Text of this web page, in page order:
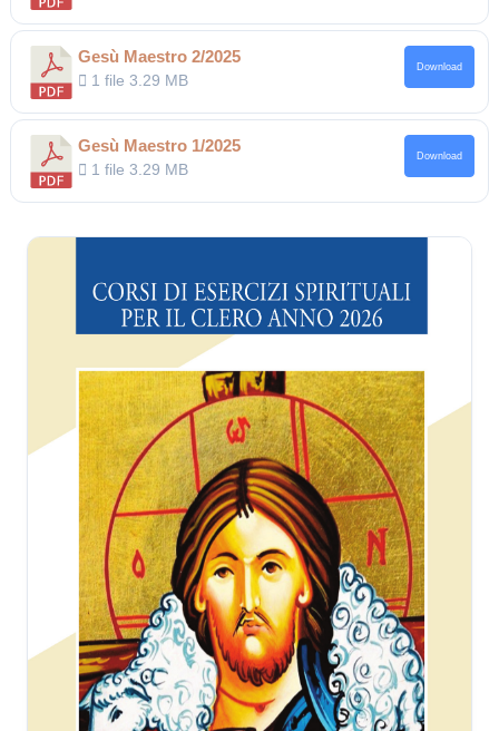
Gesù Maestro 2/2025
1 file3.29 MB
Download
Gesù Maestro 1/2025
1 file3.29 MB
Download